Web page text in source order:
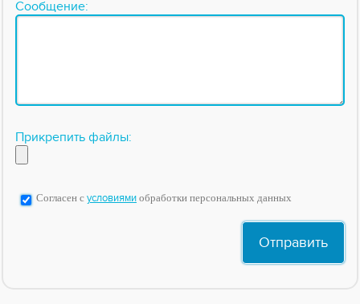
Сообщение:
Прикрепить файлы:
Согласен с условиями обработки персональных данных